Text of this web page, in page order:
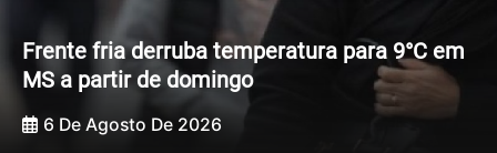
Frente fria derruba temperatura para 9°C em
MS a partir de domingo
6 De Agosto De 2026